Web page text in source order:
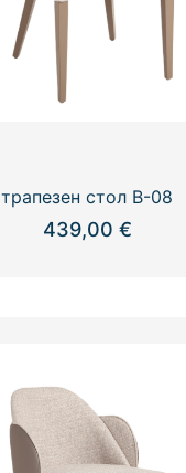
трапезен стол В-08
439,00 €